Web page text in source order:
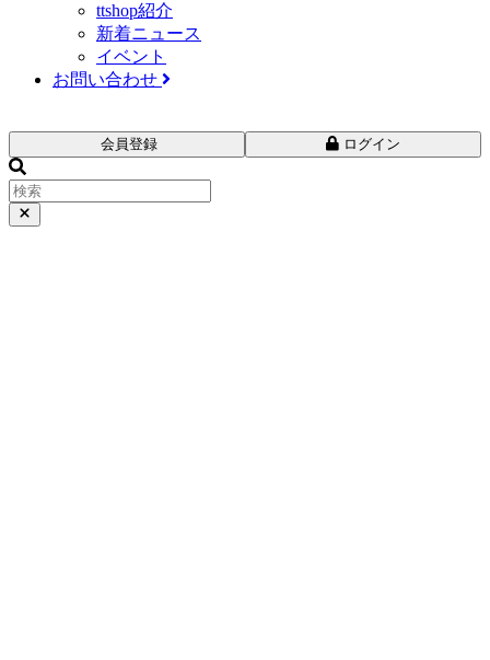
ttshop紹介
新着ニュース
イベント
お問い合わせ
会員登録 ログイン